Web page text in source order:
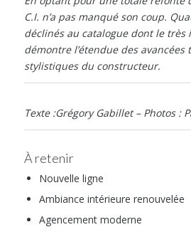
C.I. n’a pas manqué son coup.
déclinés au catalogue dont le très
démontre l’étendue des avancées
stylistiques du constructeur.
Texte :Grégory Gabillet – Photos :
À retenir
Nouvelle ligne
Ambiance intérieure renouvelée
Agencement moderne